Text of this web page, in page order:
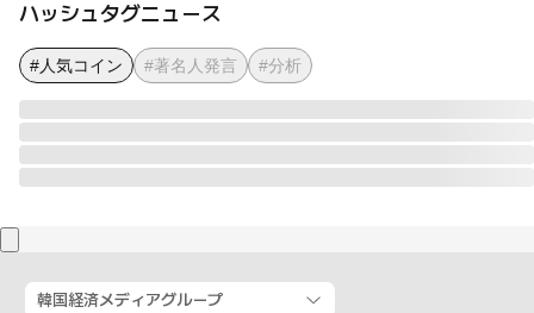
ハッシュタグニュース
#人気コイン #著名人発言 #分析
韓国経済メディアグループ